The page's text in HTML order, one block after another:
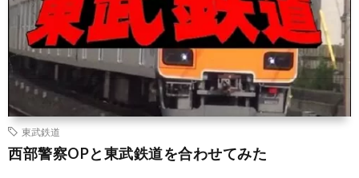
東武鉄道
西部警察OPと東武鉄道を合わせてみた